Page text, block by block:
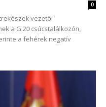
0
vezetői
a G 20 csúcstalálkozón,
a fehérek negatív